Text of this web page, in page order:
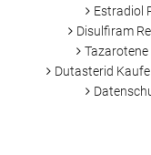
Estradiol
Disulfiram
Tazarotene
Dutasterid